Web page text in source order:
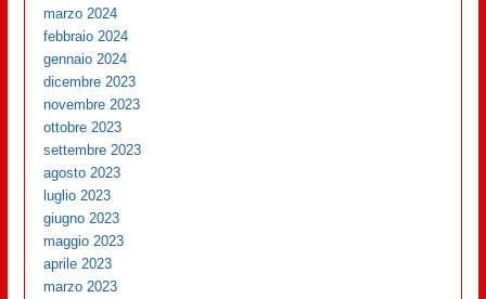
marzo 2024
febbraio 2024
gennaio 2024
dicembre 2023
novembre 2023
ottobre 2023
settembre 2023
agosto 2023
luglio 2023
giugno 2023
maggio 2023
aprile 2023
marzo 2023